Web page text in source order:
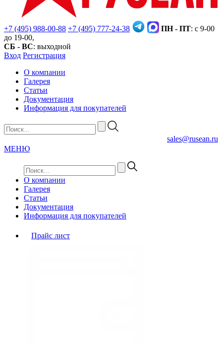
+7 (495) 988-00-88 +7 (495) 777-24-38 ПН - ПТ: с 9-00
до 19-00,
СБ - ВС: выходной
Вход Регистрация
О компании
Галерея
Статьи
Документация
Информация для покупателей
sales@rusean.ru
МЕНЮ
О компании
Галерея
Статьи
Документация
Информация для покупателей
Прайс лист